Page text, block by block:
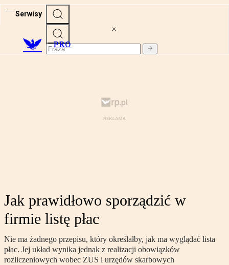
Serwisy
PRO
Jak prawidłowo sporządzić w
firmie listę płac
Nie ma żadnego przepisu, który określałby, jak ma wyglądać lista
płac. Jej układ wynika jednak z realizacji obowiązków
rozliczeniowych wobec ZUS i urzędów skarbowych